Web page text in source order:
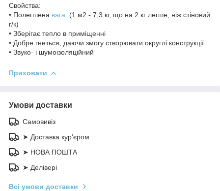
Свойства:
• Полегшена вага: (1 м2 - 7,3 кг, що на 2 кг легше, ніж стіновий
г/к)
• Зберігає тепло в приміщенні
• Добре гнеться, даючи змогу створювати округлі конструкції
• Звуко- і шумоізоляційний
Приховати
Умови доставки
Самовивіз
➤ Доставка кур'єром
➤ НОВА ПОШТА
➤ Делівері
Всі умови доставки